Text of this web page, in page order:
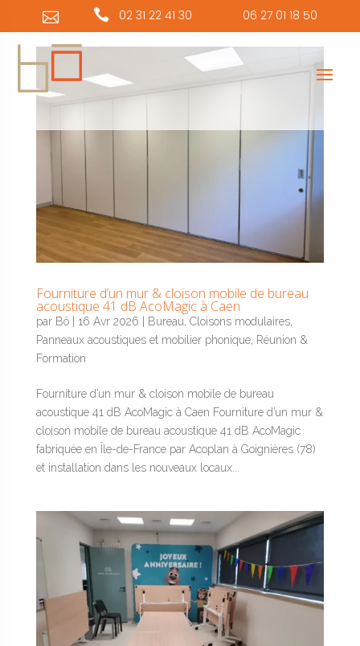
  02 31 22 41 30 06 27 01 18 50
Fourniture d’un mur & cloison mobile de bureau
acoustique 41 dB AcoMagic à Caen
par Bô| 16 Avr 2026 Bureau Cloisons modulaires,
Panneaux acoustiques et mobilier phonique, Réunion &
Formation
Fourniture d’un mur & cloison mobile de bureau
acoustique 41 dB AcoMagic à Caen Fourniture d’un mur &
cloison mobile de bureau acoustique 41 dB AcoMagic
fabriquée en Île-de-France par Acoplan à Goignières (78)
et installation dans les nouveaux locaux...
Panneau de gestion des cookies